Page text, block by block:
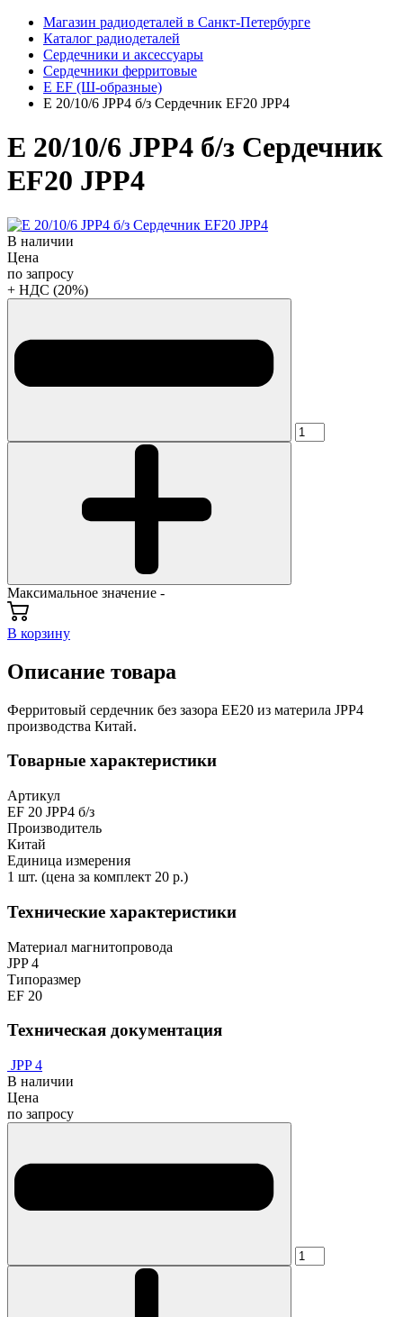
Магазин радиодеталей в Санкт-Петербурге
Каталог радиодеталей
Сердечники и аксессуары
Сердечники ферритовые
E EF (Ш-образные)
E 20/10/6 JPP4 б/з Сердечник EF20 JPP4
E 20/10/6 JPP4 б/з Сердечник
EF20 JPP4
В наличии
Цена
по запросу
+ НДС (20%)
Максимальное значение -
В корзину
Описание товара
Ферритовый сердечник без зазора EE20 из материла JPP4
производства Китай.
Товарные характеристики
Артикул
EF 20 JPP4 б/з
Производитель
Китай
Единица измерения
1 шт. (цена за комплект 20 р.)
Технические характеристики
Материал магнитопровода
JPP 4
Типоразмер
EF 20
Техническая документация
JPP 4
В наличии
Цена
по запросу